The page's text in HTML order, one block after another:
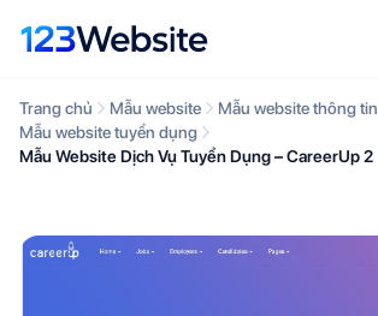
Trang chủ Mẫu website
Mẫu website thông tin
Mẫu website tuyển dụng
Mẫu Website Dịch Vụ Tuyển Dụng – CareerUp 2